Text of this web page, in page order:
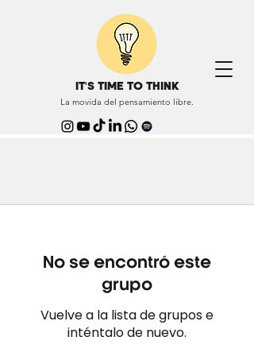
IT'S TIME TO THINK
La movida del pensamiento libre.
No se encontró este
grupo
Vuelve a la lista de grupos e
inténtalo de nuevo.